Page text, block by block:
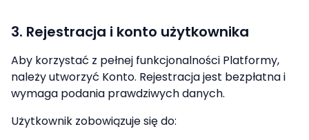
3. Rejestracja i konto użytkownika
Aby korzystać z pełnej funkcjonalności Platformy,
należy utworzyć Konto. Rejestracja jest bezpłatna i
wymaga podania prawdziwych danych.
Użytkownik zobowiązuje się do: